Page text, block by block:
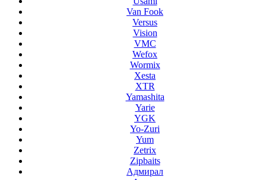
Van Fook
Versus
Vision
VMC
Wefox
Wormix
Xesta
XTR
Yamashita
Yarie
YGK
Yo-Zuri
Yum
Zetrix
Zipbaits
Адмирал